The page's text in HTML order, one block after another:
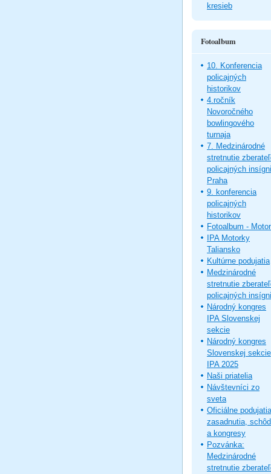
kresieb
Fotoalbum
10. Konferencia
policajných
historikov
4.ročník
Novoročného
bowlingového
turnaja
7. Medzinárodné
stretnutie
policajných
Praha
9. konferencia
policajných
historikov
Fotoalbum -
IPA Motorky
Taliansko
Kultúrne podujatia
Medzinárodné
stretnutie
policajných
Národný kongres
IPA Slovenskej
sekcie
Národný kongres
Slovenskej sekcie
IPA 2025
Naši priatelia
Návštevníci zo
sveta
Oficiálne
zasadnutia,
a kongresy
Pozvánka:
Medzinárodné
stretnutie